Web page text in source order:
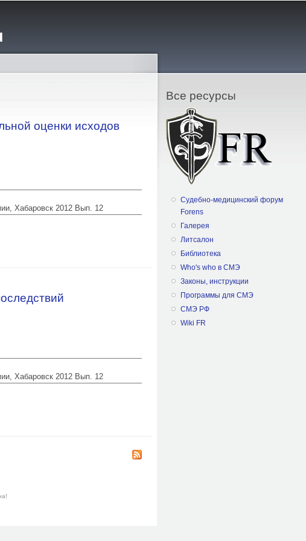
оценки исходов
Хабаровск 2012 Вып. 12
Хабаровск 2012 Вып. 12
Все ресурсы
Судебно-медицинский форум
Forens
Галерея
Литсалон
Библиотека
Who's who в СМЭ
Законы, инструкции
Программы для СМЭ
СМЭ РФ
Wiki FR